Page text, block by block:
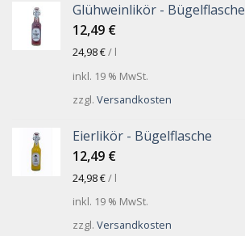
Glühweinlikör - Bügelflasche
12,49 €
24,98€/ l
inkl. 19 % MwSt.
zzgl. Versandkosten
Eierlikör - Bügelflasche
12,49 €
24,98€/ l
inkl. 19 % MwSt.
zzgl. Versandkosten